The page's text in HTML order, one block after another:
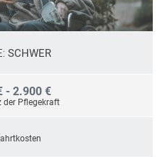
SCHWER
- 2.900 €
der Pflegekraft